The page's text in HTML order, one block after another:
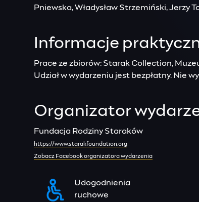
Pniewska, Władysław Strzemiński, Jerzy
Informacje
Prace ze zbiorów: Starak Collection,
Udział w wydarzeniu jest bezpłatny. Nie
Organizator
Fundacja Rodziny Staraków
https://www.starakfoundation.org
Zobacz Facebook organizatora wydarzenia
Udogodnienia
ruchowe